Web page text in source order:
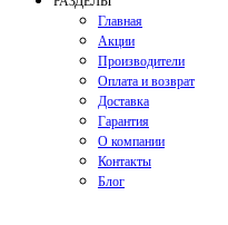
Главная
Акции
Производители
Оплата и возврат
Доставка
Гарантия
О компании
Контакты
Блог